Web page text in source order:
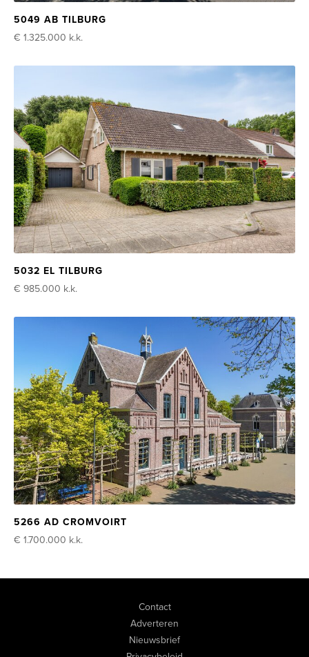
5049 AB TILBURG
€ 1.325.000 k.k.
5032 EL TILBURG
€ 985.000 k.k.
5266 AD CROMVOIRT
€ 1.700.000 k.k.
Contact
Adverteren
Nieuwsbrief